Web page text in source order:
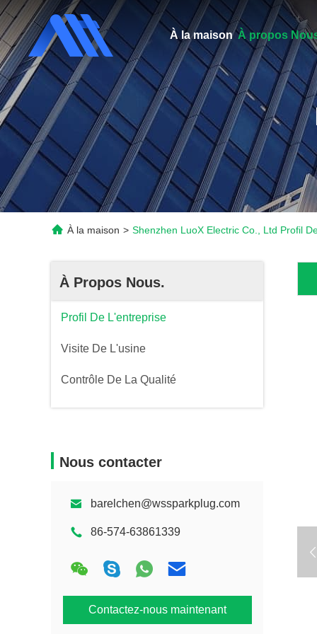
À la maison À propos
À la maison > Shenzhen LuoX Electric Co., Ltd Profil
À Propos Nous.
Profil De L'entreprise
Visite De L'usine
Contrôle De La Qualité
Nous contacter
barelchen@wssparkplug.com
86-574-63861339
Contactez-nous maintenant